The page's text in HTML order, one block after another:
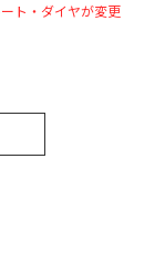
ト・ダイヤが変更